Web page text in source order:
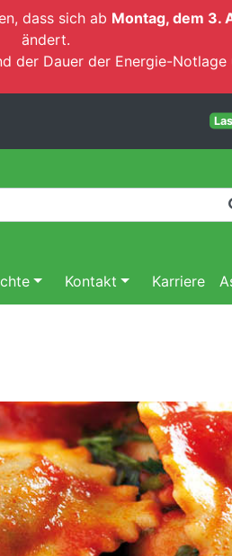
dass sich ab Montag, dem 3.
ändert.
der Dauer der Energie-Notlage
Kontakt Karriere